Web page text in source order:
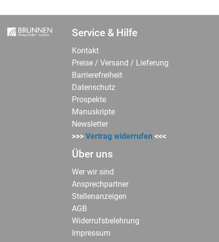
Service & Hilfe
Kontakt
Preise / Versand / Lieferung
Barrierefreiheit
Datenschutz
Prospekte
Manuskripte
Newsletter
>>>Vertrag widerrufen <<<
Über uns
Wer wir sind
Ansprechpartner
Stellenanzeigen
AGB
Widerrufsbelehrung
Impressum